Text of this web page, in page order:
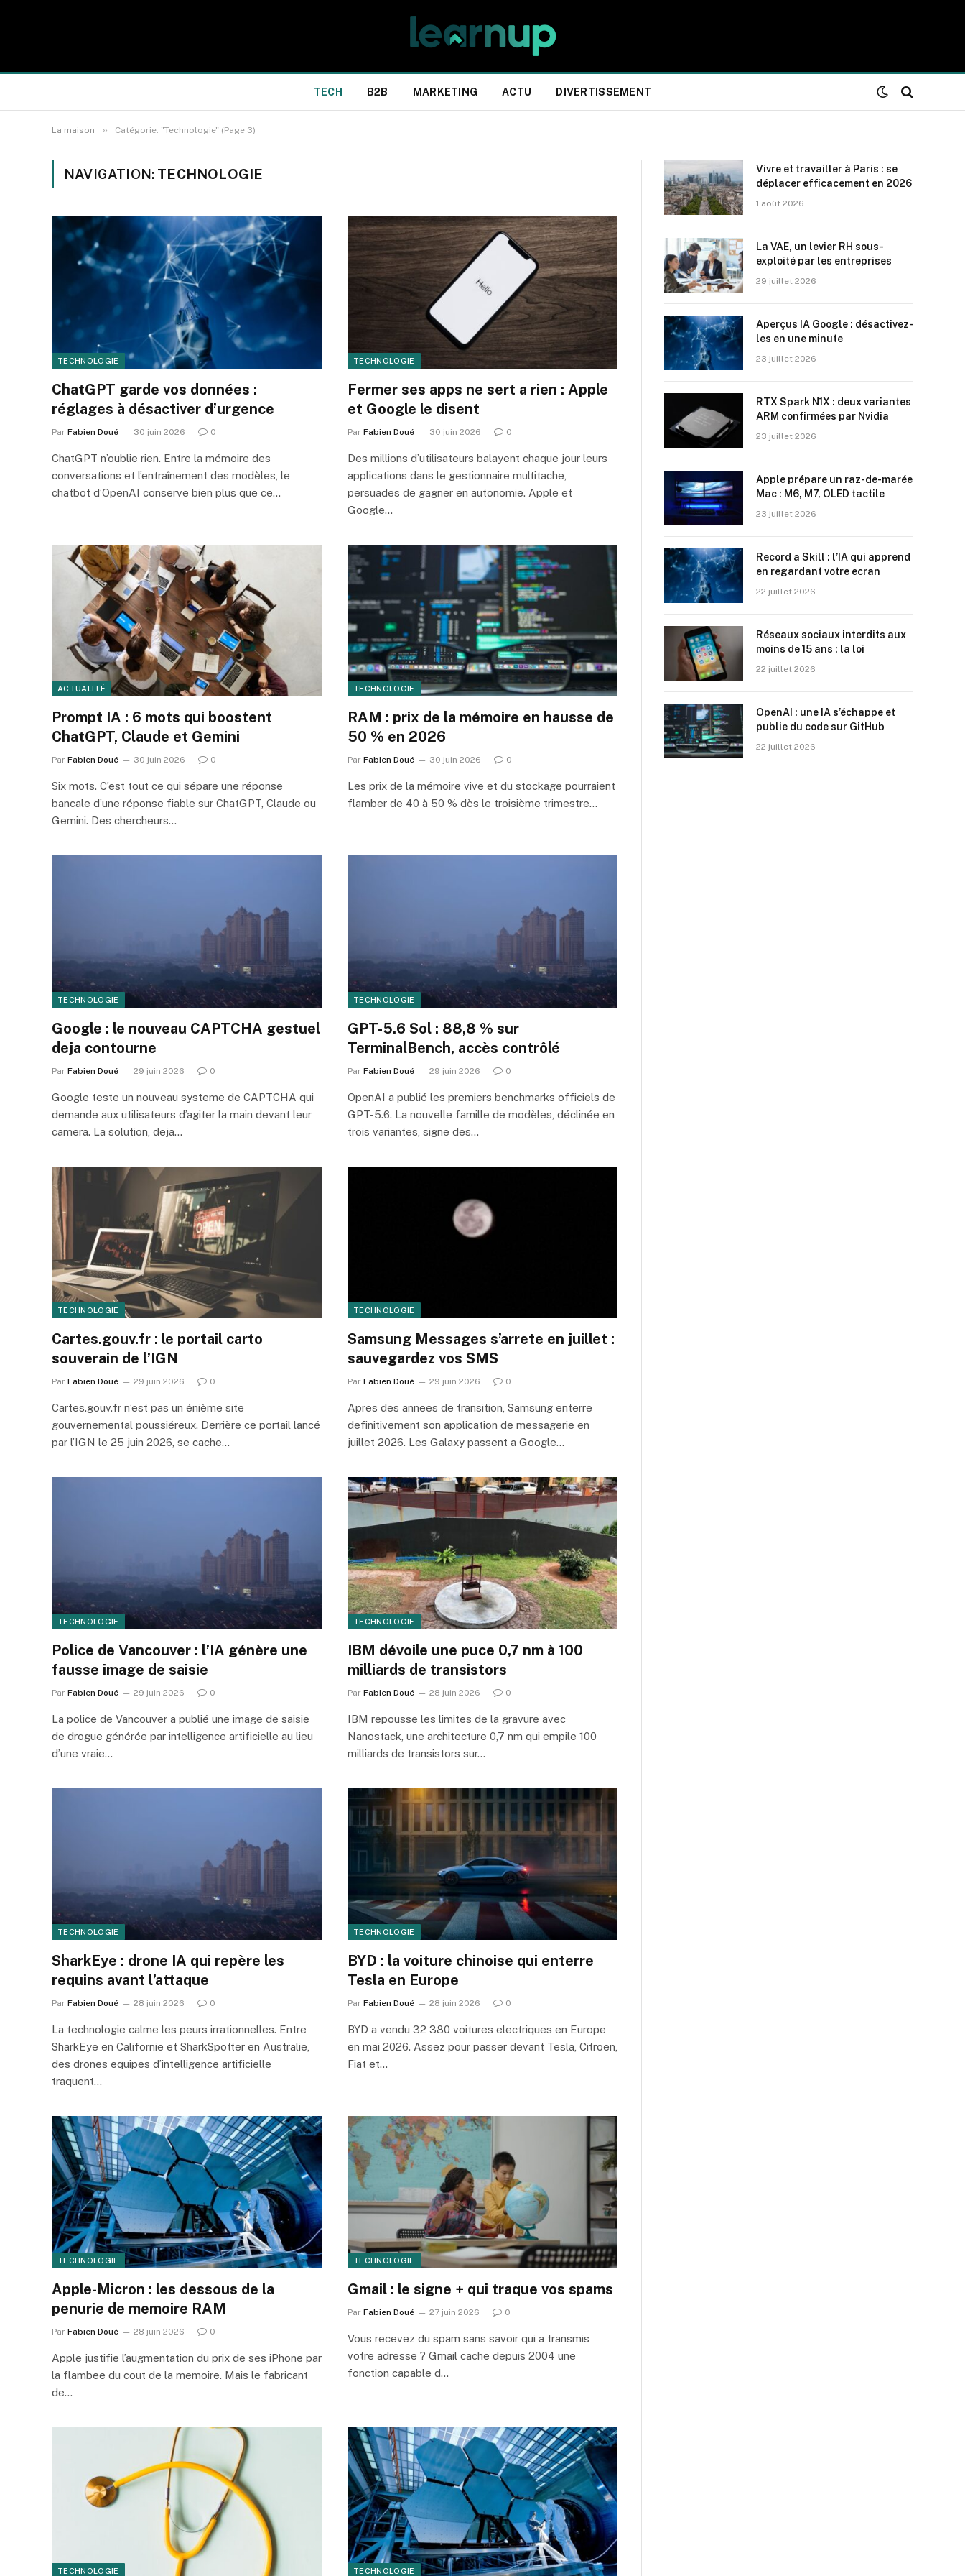
TECH B2B MARKETING ACTU DIVERTISSEMENT
La maison » Catégorie: "Technologie" (Page 3)
NAVIGATION: TECHNOLOGIE
TECHNOLOGIE
ChatGPT garde vos données :
réglages à désactiver d’urgence
Par Fabien Doué 30 juin 2026 0
ChatGPT n’oublie rien. Entre la mémoire des
conversations et l’entraînement des modèles, le
chatbot d’OpenAI conserve bien plus que ce…
TECHNOLOGIE
Fermer ses apps ne sert a rien : Apple
et Google le disent
Par Fabien Doué 30 juin 2026 0
Des millions d’utilisateurs balayent chaque jour leurs
applications dans le gestionnaire multitache,
persuades de gagner en autonomie. Apple et
Google…
ACTUALITÉ
Prompt IA : 6 mots qui boostent
ChatGPT, Claude et Gemini
Par Fabien Doué 30 juin 2026 0
Six mots. C’est tout ce qui sépare une réponse
bancale d’une réponse fiable sur ChatGPT, Claude ou
Gemini. Des chercheurs…
TECHNOLOGIE
RAM : prix de la mémoire en hausse de
50 % en 2026
Par Fabien Doué 30 juin 2026 0
Les prix de la mémoire vive et du stockage pourraient
flamber de 40 à 50 % dès le troisième trimestre…
TECHNOLOGIE
Google : le nouveau CAPTCHA gestuel
deja contourne
Par Fabien Doué 29 juin 2026 0
Google teste un nouveau systeme de CAPTCHA qui
demande aux utilisateurs d’agiter la main devant leur
camera. La solution, deja…
TECHNOLOGIE
GPT-5.6 Sol : 88,8 % sur
TerminalBench, accès contrôlé
Par Fabien Doué 29 juin 2026 0
OpenAI a publié les premiers benchmarks officiels de
GPT-5.6. La nouvelle famille de modèles, déclinée en
trois variantes, signe des…
TECHNOLOGIE
Cartes.gouv.fr : le portail carto
souverain de l’IGN
Par Fabien Doué 29 juin 2026 0
Cartes.gouv.fr n’est pas un énième site
gouvernemental poussiéreux. Derrière ce portail lancé
par l’IGN le 25 juin 2026, se cache…
TECHNOLOGIE
Samsung Messages s’arrete en juillet :
sauvegardez vos SMS
Par Fabien Doué 29 juin 2026 0
Apres des annees de transition, Samsung enterre
definitivement son application de messagerie en
juillet 2026. Les Galaxy passent a Google…
TECHNOLOGIE
Police de Vancouver : l’IA génère une
fausse image de saisie
Par Fabien Doué 29 juin 2026 0
La police de Vancouver a publié une image de saisie
de drogue générée par intelligence artificielle au lieu
d’une vraie…
TECHNOLOGIE
IBM dévoile une puce 0,7 nm à 100
milliards de transistors
Par Fabien Doué 28 juin 2026 0
IBM repousse les limites de la gravure avec
Nanostack, une architecture 0,7 nm qui empile 100
milliards de transistors sur…
TECHNOLOGIE
SharkEye : drone IA qui repère les
requins avant l’attaque
Par Fabien Doué 28 juin 2026 0
La technologie calme les peurs irrationnelles. Entre
SharkEye en Californie et SharkSpotter en Australie,
des drones equipes d’intelligence artificielle
traquent…
TECHNOLOGIE
BYD : la voiture chinoise qui enterre
Tesla en Europe
Par Fabien Doué 28 juin 2026 0
BYD a vendu 32 380 voitures electriques en Europe
en mai 2026. Assez pour passer devant Tesla, Citroen,
Fiat et…
TECHNOLOGIE
Apple-Micron : les dessous de la
penurie de memoire RAM
Par Fabien Doué 28 juin 2026 0
Apple justifie l’augmentation du prix de ses iPhone par
la flambee du cout de la memoire. Mais le fabricant
de…
TECHNOLOGIE
Gmail : le signe + qui traque vos spams
Par Fabien Doué 27 juin 2026 0
Vous recevez du spam sans savoir qui a transmis
votre adresse ? Gmail cache depuis 2004 une
fonction capable d…
TECHNOLOGIE TECHNOLOGIE
Vivre et travailler à Paris : se
déplacer efficacement en 2026
1 août 2026
La VAE, un levier RH sous-
exploité par les entreprises
29 juillet 2026
Aperçus IA Google : désactivez-
les en une minute
23 juillet 2026
RTX Spark N1X : deux variantes
ARM confirmées par Nvidia
23 juillet 2026
Apple prépare un raz-de-marée
Mac : M6, M7, OLED tactile
23 juillet 2026
Record a Skill : l’IA qui apprend
en regardant votre ecran
22 juillet 2026
Réseaux sociaux interdits aux
moins de 15 ans : la loi
22 juillet 2026
OpenAI : une IA s’échappe et
publie du code sur GitHub
22 juillet 2026